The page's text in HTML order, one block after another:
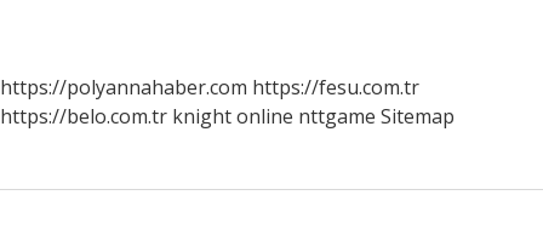
https://polyannahaber.com https://fesu.com.tr
https://belo.com.tr knight online nttgame Sitemap